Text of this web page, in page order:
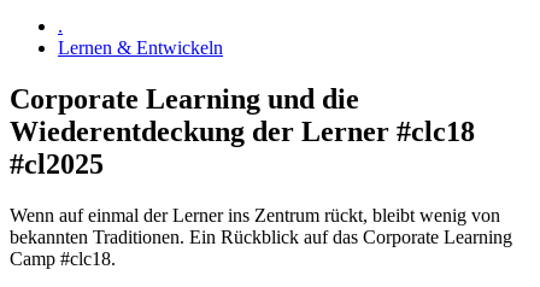
.
Lernen & Entwickeln
Corporate Learning und die
Wiederentdeckung der Lerner #clc18
#cl2025
Wenn auf einmal der Lerner ins Zentrum rückt, bleibt wenig von
bekannten Traditionen. Ein Rückblick auf das Corporate Learning
Camp #clc18.